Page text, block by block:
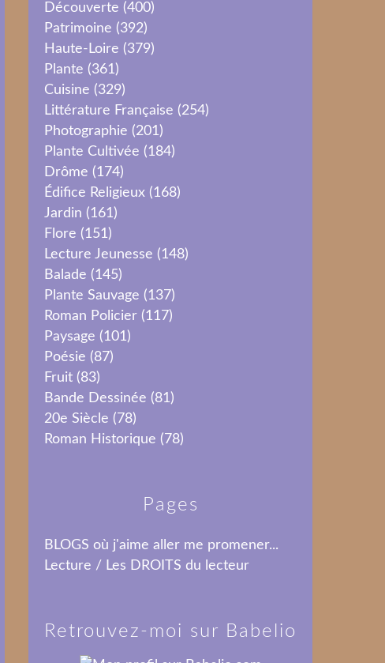
Découverte (400)
Patrimoine (392)
Haute-Loire (379)
Plante (361)
Cuisine (329)
Littérature Française (254)
Photographie (201)
Plante Cultivée (184)
Drôme (174)
Édifice Religieux (168)
Jardin (161)
Flore (151)
Lecture Jeunesse (148)
Balade (145)
Plante Sauvage (137)
Roman Policier (117)
Paysage (101)
Poésie (87)
Fruit (83)
Bande Dessinée (81)
20e Siècle (78)
Roman Historique (78)
Pages
BLOGS où j'aime aller me promener...
Lecture / Les DROITS du lecteur
Retrouvez-moi sur Babelio